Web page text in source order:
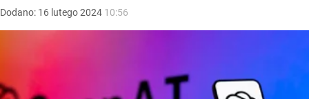
Dodano: 16 lutego2024 10:56